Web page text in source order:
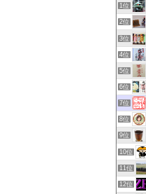
1位
2位
3位
4位
5位
6位
7位
8位
9位
10位
11位
12位